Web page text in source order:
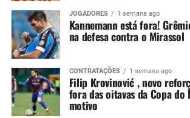
O lance que tirou Kannemann da partida
14 de maio, diante do Confiança-SE. Na
defensor entrou no intervalo para
mas permaneceu pouco tempo em campo.
minutos da etapa final, o árbitro Lucas
o segundo cartão amarelo e, na
Além da expulsão, a atuação gerou
JOGADORES 1 semana ago
Kannemann está fora!
na defesa contra o Mirassol
CONTRATAÇÕES 1 semana ago
Filip Krovinović , novo
fora das oitavas da Copa do
motivo